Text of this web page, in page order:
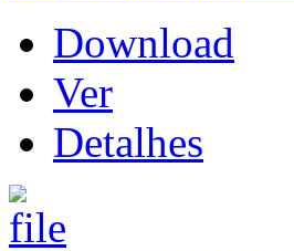
Download
Ver
Detalhes